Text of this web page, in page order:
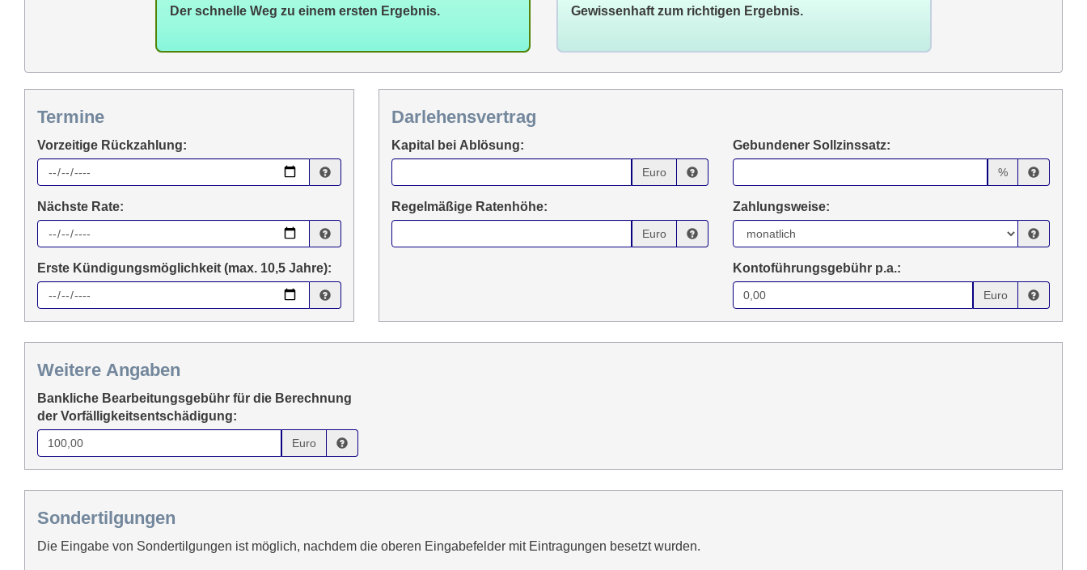
Der schnelle Weg zu einem ersten Ergebnis. Gewissenhaft zum richtigen Ergebnis.
Termine
Vorzeitige Rückzahlung:
Nächste Rate:
Erste Kündigungsmöglichkeit (max. 10,5 Jahre):
Darlehensvertrag
Kapital bei Ablösung:
Euro
Regelmäßige Ratenhöhe:
Euro
Gebundener Sollzinssatz:
%
Zahlungsweise:
Kontoführungsgebühr p.a.:
Euro
Weitere Angaben
Bankliche Bearbeitungsgebühr für die Berechnung
der Vorfälligkeitsentschädigung:
Euro
Sondertilgungen
Die Eingabe von Sondertilgungen ist möglich, nachdem die oberen Eingabefelder mit Eintragungen besetzt wurden.